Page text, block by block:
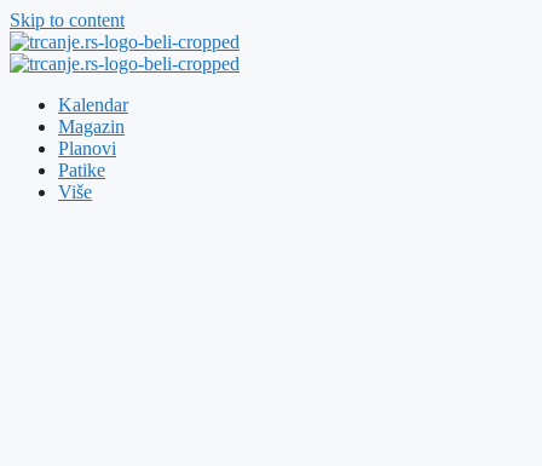
Skip to content
Kalendar
Magazin
Planovi
Patike
Više